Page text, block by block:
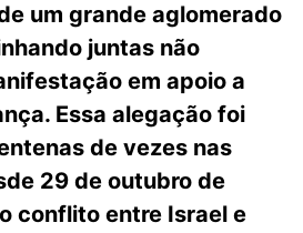
um grande aglomerado
juntas não
em apoio a
Essa alegação foi
de vezes nas
29 de outubro de
conflito entre Israel e